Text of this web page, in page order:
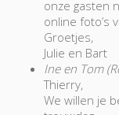
onze gasten
online foto’s
Groetjes,
Julie en Bart
Ine en Tom
Thierry,
We willen je